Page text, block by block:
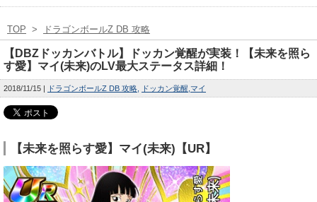
TOP > ドラゴンボールZ DB 攻略
【DBZドッカンバトル】ドッカン覚醒が実装！【未来を照ら
す愛】マイ(未来)のLV最大ステータス詳細！
2018/11/15 ドラゴンボールZ DB 攻略 ドッカン覚醒 マイ
【未来を照らす愛】マイ(未来)【UR】